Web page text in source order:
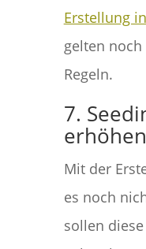
Erstellung
gelten
Regeln.
7.
erhöhen
Mit der
es noch
sollen